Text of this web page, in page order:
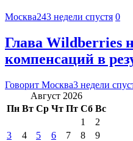
Москва243 недели спустя 0
Глава Wildberries
компенсаций в
Говорит Москва3 недели
Август 2026
Пн Вт Ср Чт Пт Сб Вс
1
2
3
4 5 6 7 8
9